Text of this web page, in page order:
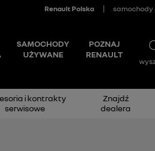
i kontrakty
serwisowe
Znajdź
dealera